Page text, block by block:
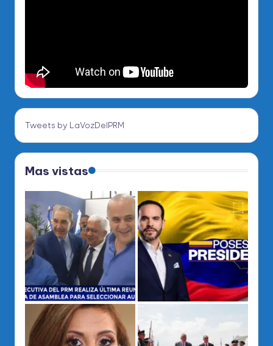
Tweets by LaVozDelPRM
Mas vistas